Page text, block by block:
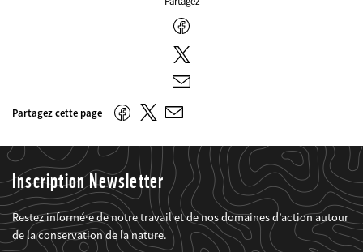
Facebook
Twitter
E-
mail
Partagez cette page FacebookTwitter
E-
Inscription Newsletter
Restez informé·e de notre travail et de nos domaines d’action autour
de la conservation de la nature.